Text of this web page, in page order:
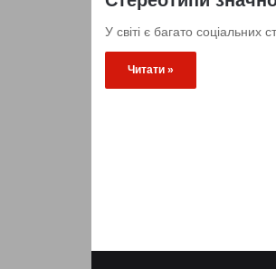
У світі є багато
Читати »